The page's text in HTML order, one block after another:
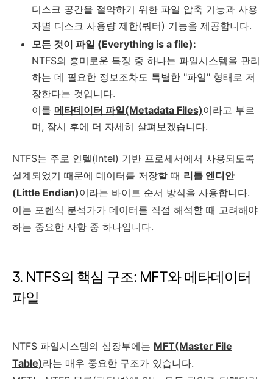
디스크 공간을 절약하기 위한 파일 압축 기능과 사용
자별 디스크 사용량 제한(쿼터) 기능을 제공합니다.
모든 것이 파일 (Everything is a file):
NTFS의 흥미로운 특징 중 하나는 파일시스템을 관리
하는 데 필요한 정보조차도 특별한 "파일" 형태로 저
장한다는 것입니다.
이를 메타데이터 파일(Metadata Files)이라고 부르
며, 잠시 후에 더 자세히 살펴보겠습니다.
NTFS는 주로 인텔(Intel) 기반 프로세서에서 사용되도록
설계되었기 때문에 데이터를 저장할 때 리틀 엔디안
(Little Endian)이라는 바이트 순서 방식을 사용합니다.
이는 포렌식 분석가가 데이터를 직접 해석할 때 고려해야
하는 중요한 사항 중 하나입니다.
3. NTFS의 핵심 구조: MFT와 메타데이터
파일
NTFS 파일시스템의 심장부에는 MFT(Master File
Table)라는 매우 중요한 구조가 있습니다.